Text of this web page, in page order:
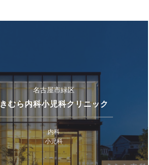
名古屋市緑区
きむら内科小児科クリニック
内科
小児科